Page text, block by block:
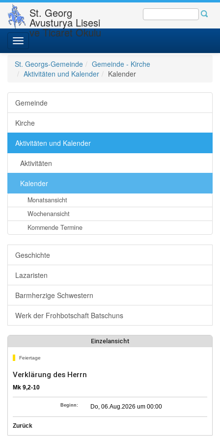
St. Georg
Avusturya Lisesi
ve Ticaret Okulu
Toggle
navigation
St. Georgs-Gemeinde
Gemeinde - Kirche
Aktivitäten und Kalender
Kalender
Gemeinde
Kirche
Aktivitäten und Kalender
Aktivitäten
Kalender
Monatsansicht
Wochenansicht
Kommende Termine
Geschichte
Lazaristen
Barmherzige Schwestern
Werk der Frohbotschaft Batschuns
Einzelansicht
Feiertage
Verklärung des Herrn
Mk 9,2-10
Beginn: Do, 06.Aug.2026 um 00:00
Zurück